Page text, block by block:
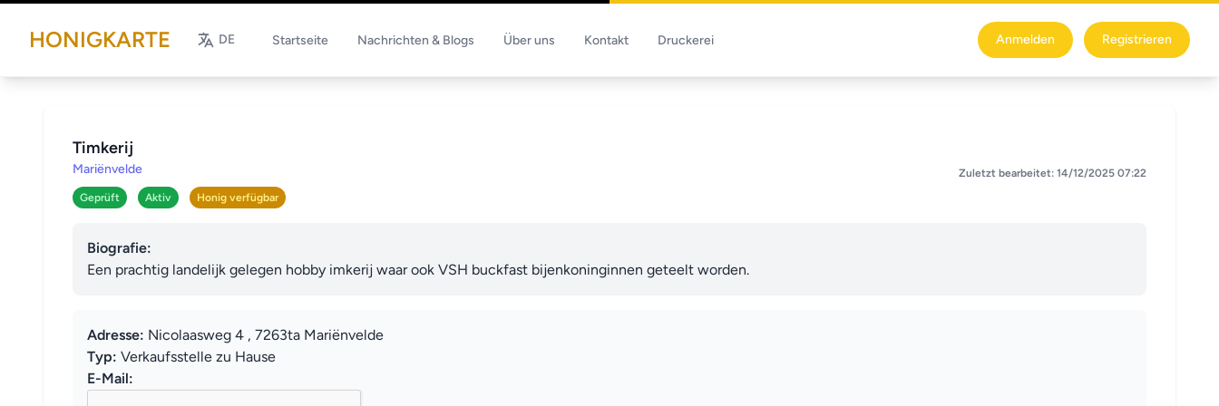
HONIGKARTE DE Startseite Nachrichten & Blogs Über uns Kontakt Druckerei Anmelden Registrieren
Timkerij
Mariënvelde
Geprüft Aktiv Honig verfügbar
Zuletzt bearbeitet: 14/12/2025 07:22
Biografie:
Een prachtig landelijk gelegen hobby imkerij waar ook VSH buckfast bijenkoninginnen geteelt worden.
Adresse: Nicolaasweg 4 , 7263ta Mariënvelde
Typ: Verkaufsstelle zu Hause
E-Mail: